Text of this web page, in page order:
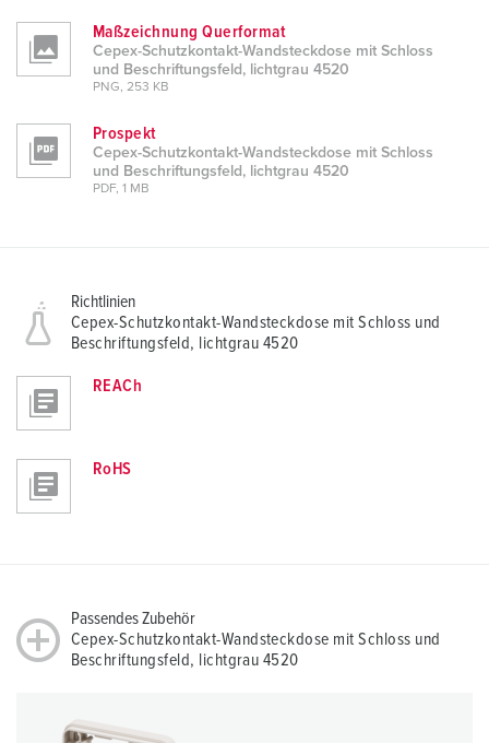
Maßzeichnung Querformat
Cepex-Schutzkontakt-Wandsteckdose mit Schloss
und Beschriftungsfeld, lichtgrau 4520
PNG, 253 KB
Prospekt
Cepex-Schutzkontakt-Wandsteckdose mit Schloss
und Beschriftungsfeld, lichtgrau 4520
PDF, 1 MB
Richtlinien
Cepex-Schutzkontakt-Wandsteckdose mit Schloss und
Beschriftungsfeld, lichtgrau 4520
REACh
RoHS
Passendes Zubehör
Cepex-Schutzkontakt-Wandsteckdose mit Schloss und
Beschriftungsfeld, lichtgrau 4520